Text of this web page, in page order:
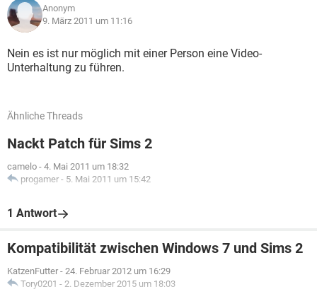
Anonym
9. März 2011 um 11:16
Nein es ist nur möglich mit einer Person eine Video-
Unterhaltung zu führen.
Ähnliche Threads
Nackt Patch für Sims 2
camelo - 4. Mai 2011 um 18:32
progamer - 5. Mai 2011 um 15:42
1 Antwort
Kompatibilität zwischen Windows 7 und Sims 2
KatzenFutter - 24. Februar 2012 um 16:29
Tory0201 - 2. Dezember 2015 um 18:03